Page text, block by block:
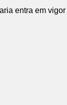
entra em